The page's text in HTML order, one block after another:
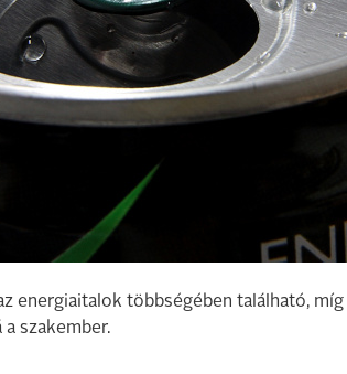
energiaitalok többségében található,
szakember.